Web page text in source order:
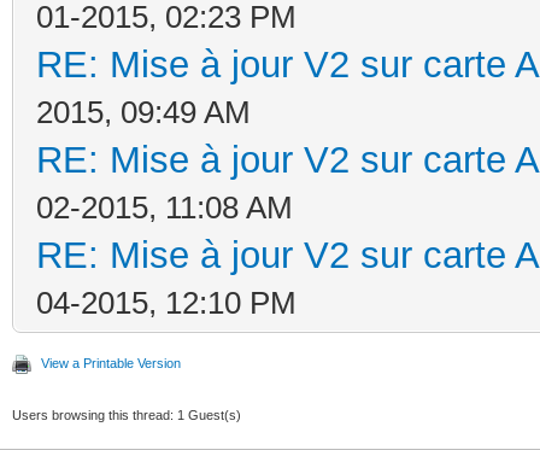
01-2015, 02:23 PM
RE: Mise à jour V2 sur carte
2015, 09:49 AM
RE: Mise à jour V2 sur carte
02-2015, 11:08 AM
RE: Mise à jour V2 sur carte
04-2015, 12:10 PM
View a Printable Version
Users browsing this thread: 1 Guest(s)